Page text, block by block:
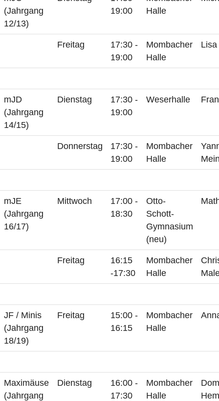
(Jahrgang
12/13)
19:00
Halle
Freitag
17:30 -
19:00
Mombacher
Halle
mJD
(Jahrgang
14/15)
Dienstag
17:30 -
19:00
Weserhalle
Donnerstag
17:30 -
19:00
Mombacher
Halle
mJE
(Jahrgang
16/17)
Mittwoch
17:00 -
18:30
Otto-
Schott-
Gymnasium
(neu)
Freitag
16:15
-17:30
Mombacher
Halle
JF / Minis
(Jahrgang
18/19)
Freitag
15:00 -
16:15
Mombacher
Halle
Maximäuse
(Jahrgang
Dienstag
16:00 -
17:30
Mombacher
Halle